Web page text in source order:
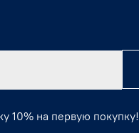
10% на первую покупку!